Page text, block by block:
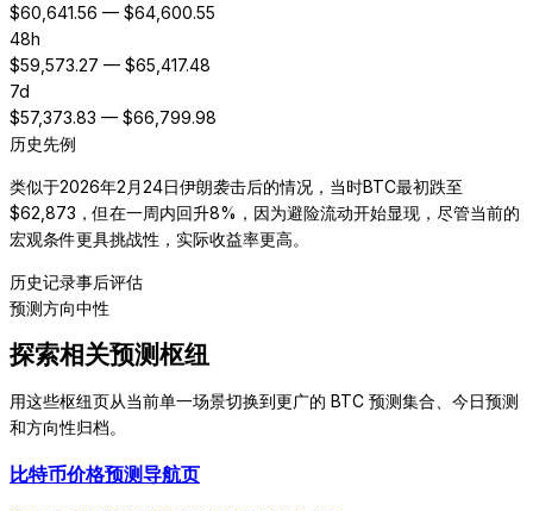
$60,641.56 — $64,600.55
48h
$59,573.27 — $65,417.48
7d
$57,373.83 — $66,799.98
历史先例
类似于2026年2月24日伊朗袭击后的情况，当时BTC最初跌至
$62,873，但在一周内回升8%，因为避险流动开始显现，尽管当前的
宏观条件更具挑战性，实际收益率更高。
历史记录事后评估
预测方向中性
探索相关预测枢纽
用这些枢纽页从当前单一场景切换到更广的 BTC 预测集合、今日预测
和方向性归档。
比特币价格预测导航页